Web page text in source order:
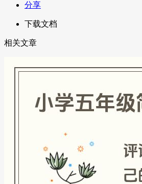
分享
下载文档
相关文章